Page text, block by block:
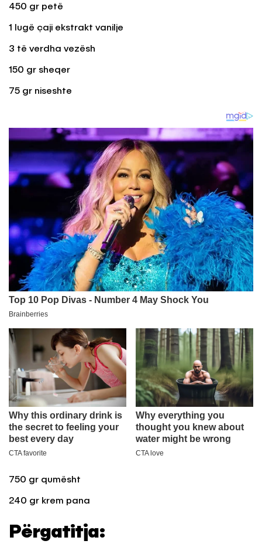
450 gr petë
1 lugë çaji ekstrakt vanilje
3 të verdha vezësh
150 gr sheqer
75 gr niseshte
750 gr qumësht
240 gr krem pana
Përgatitja: